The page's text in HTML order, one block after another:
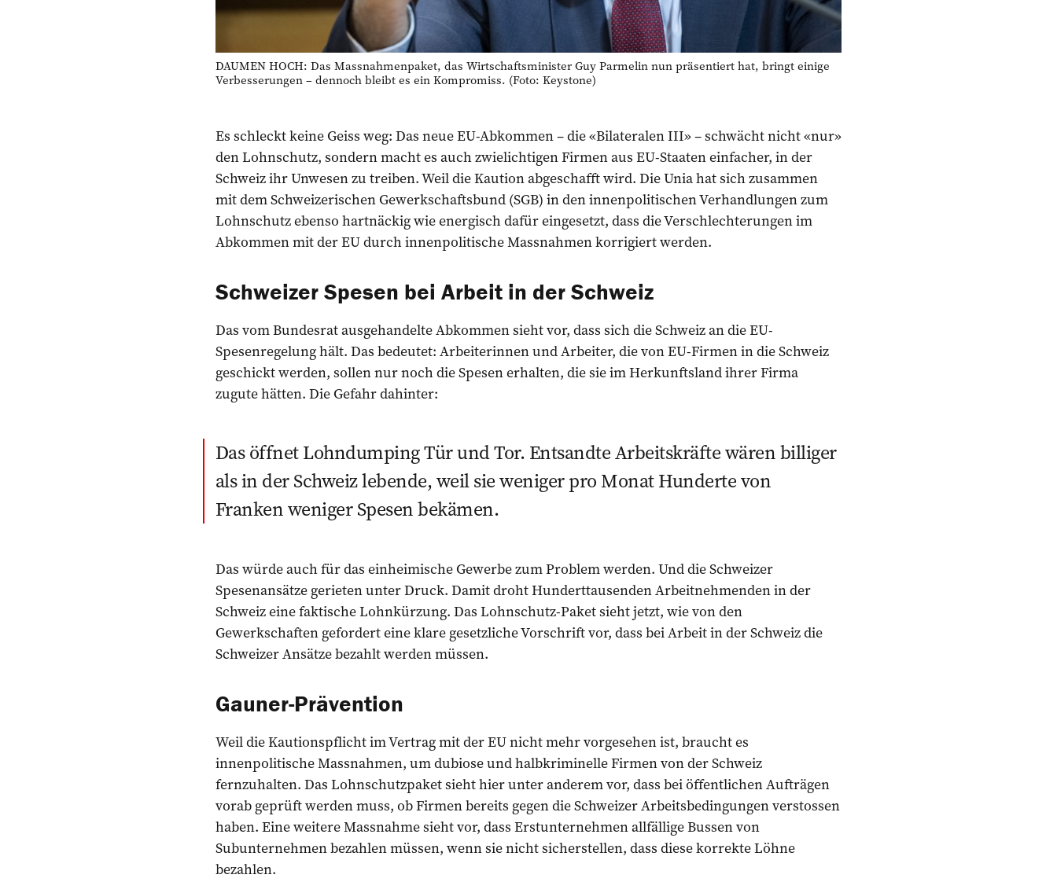
DAUMEN HOCH: Das Massnahmenpaket, das Wirtschaftsminister Guy Parmelin nun präsentiert hat, bringt einige
Verbesserungen – dennoch bleibt es ein Kompromiss. (Foto: Keystone)
Es schleckt keine Geiss weg: Das neue EU-Abkommen – die «Bilateralen III» – schwächt nicht «nur»
den Lohnschutz, sondern macht es auch zwielichtigen Firmen aus EU-Staaten einfacher, in der
Schweiz ihr Unwesen zu treiben. Weil die Kaution abgeschafft wird. Die Unia hat sich zusammen
mit dem Schweizerischen Gewerkschaftsbund (SGB) in den innenpolitischen Verhandlungen zum
Lohnschutz ebenso hartnäckig wie energisch dafür eingesetzt, dass die Verschlechterungen im
Abkommen mit der EU durch innenpolitische Massnahmen korrigiert werden.
Schweizer Spesen bei Arbeit in der Schweiz
Das vom Bundesrat ausgehandelte Abkommen sieht vor, dass sich die Schweiz an die EU-
Spesenregelung hält. Das bedeutet: Arbeiterinnen und Arbeiter, die von EU-Firmen in die Schweiz
geschickt werden, sollen nur noch die Spesen erhalten, die sie im Herkunftsland ihrer Firma
zugute hätten. Die Gefahr dahinter:
Das öffnet Lohndumping Tür und Tor. Entsandte Arbeitskräfte wären billiger
als in der Schweiz lebende, weil sie weniger pro Monat Hunderte von
Franken weniger Spesen bekämen.
Das würde auch für das einheimische Gewerbe zum Problem werden. Und die Schweizer
Spesenansätze gerieten unter Druck. Damit droht Hunderttausenden Arbeitnehmenden in der
Schweiz eine faktische Lohnkürzung. Das Lohnschutz-Paket sieht jetzt, wie von den
Gewerkschaften gefordert eine klare gesetzliche Vorschrift vor, dass bei Arbeit in der Schweiz die
Schweizer Ansätze bezahlt werden müssen.
Gauner-Prävention
Weil die Kautionspflicht im Vertrag mit der EU nicht mehr vorgesehen ist, braucht es
innenpolitische Massnahmen, um dubiose und halbkriminelle Firmen von der Schweiz
fernzuhalten. Das Lohnschutzpaket sieht hier unter anderem vor, dass bei öffentlichen Aufträgen
vorab geprüft werden muss, ob Firmen bereits gegen die Schweizer Arbeitsbedingungen verstossen
haben. Eine weitere Massnahme sieht vor, dass Erstunternehmen allfällige Bussen von
Subunternehmen bezahlen müssen, wenn sie nicht sicherstellen, dass diese korrekte Löhne
bezahlen.